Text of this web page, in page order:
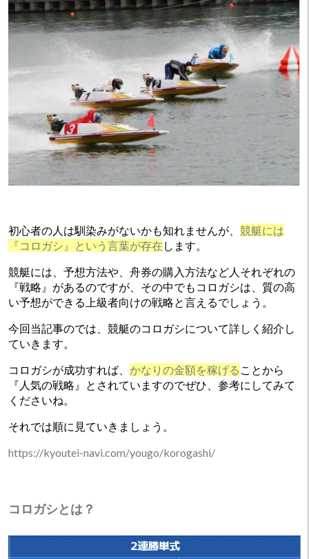
初心者の人は馴染みがないかも知れませんが、 競艇には
『コロガシ』という言葉が存在 します。
競艇には、予想方法や、舟券の購入方法など人それぞれの
『戦略』があるのですが、その中でもコロガシは、質の高
い予想ができる上級者向けの戦略と言えるでしょう。
今回当記事のでは、競艇のコロガシについて詳しく紹介し
ていきます。
コロガシが成功すれば、 かなりの金額を稼げる ことから
『人気の戦略』とされていますのでぜひ、参考にしてみて
くださいね。
それでは順に見ていきましょう。
https://kyoutei-navi.com/yougo/korogashi/
コロガシとは？